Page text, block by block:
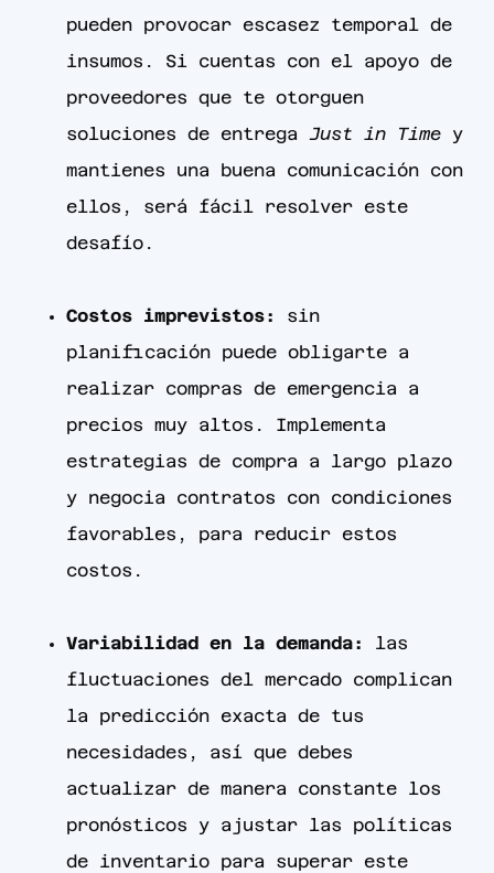
pueden provocar escasez temporal de
insumos. Si cuentas con el apoyo de
proveedores que te otorguen
soluciones de entrega Just in Time y
mantienes una buena comunicación con
ellos, será fácil resolver este
desafío.
Costos imprevistos: sin
planificación puede obligarte a
realizar compras de emergencia a
precios muy altos. Implementa
estrategias de compra a largo plazo
y negocia contratos con condiciones
favorables, para reducir estos
costos.
Variabilidad en la demanda: las
fluctuaciones del mercado complican
la predicción exacta de tus
necesidades, así que debes
actualizar de manera constante los
pronósticos y ajustar las políticas
de inventario para superar este